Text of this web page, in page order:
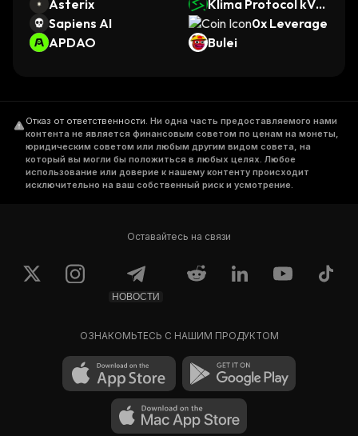
Asterix
Klima Protocol kVC
M
Sapiens AI
0x Leverage
APDAO
Bulei
Отказ от ответственности. Ни одна часть предоставляемого нами
контента не является финансовым советом по ценам на монеты,
юридическим советом или любым другим видом совета, на
который вы могли бы положиться в любых целях. Любое
использование или доверие к нашему контенту происходит
исключительно на ваш собственный риск и усмотрение.
Оставайтесь на связи
НОВОСТИ
ОЗНАКОМЬТЕСЬ С НАШИМ ПРОДУКТОМ